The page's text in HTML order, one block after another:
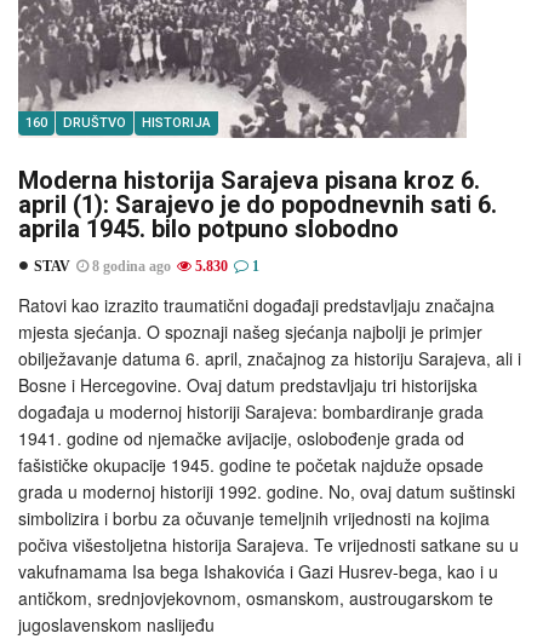
160 DRUŠTVO HISTORIJA
Moderna historija Sarajeva pisana kroz 6.
april (1): Sarajevo je do popodnevnih sati 6.
aprila 1945. bilo potpuno slobodno
STAV 8 godina ago 5.830 1
Ratovi kao izrazito traumatični događaji predstavljaju značajna
mjesta sjećanja. O spoznaji našeg sjećanja najbolji je primjer
obilježavanje datuma 6. april, značajnog za historiju Sarajeva, ali i
Bosne i Hercegovine. Ovaj datum predstavljaju tri historijska
događaja u modernoj historiji Sarajeva: bombardiranje grada
1941. godine od njemačke avijacije, oslobođenje grada od
fašističke okupacije 1945. godine te početak najduže opsade
grada u modernoj historiji 1992. godine. No, ovaj datum suštinski
simbolizira i borbu za očuvanje temeljnih vrijednosti na kojima
počiva višestoljetna historija Sarajeva. Te vrijednosti satkane su u
vakufnamama Isa bega Ishakovića i Gazi Husrev-bega, kao i u
antičkom, srednjovjekovnom, osmanskom, austrougarskom te
jugoslavenskom naslijeđu